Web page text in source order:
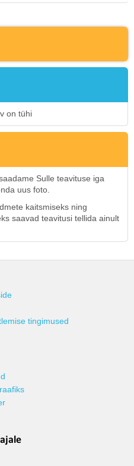
on tühi
Sulle teavituse iga
uus foto.
kaitsmiseks ning
saavad teavitusi tellida ainult
tingimused